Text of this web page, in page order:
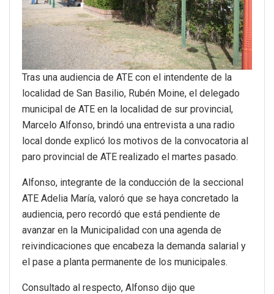
Tras una audiencia de ATE con el intendente de la
localidad de San Basilio, Rubén Moine, el delegado
municipal de ATE en la localidad de sur provincial,
Marcelo Alfonso, brindó una entrevista a una radio
local donde explicó los motivos de la convocatoria al
paro provincial de ATE realizado el martes pasado.
Alfonso, integrante de la conducción de la seccional
ATE Adelia María, valoró que se haya concretado la
audiencia, pero recordó que está pendiente de
avanzar en la Municipalidad con una agenda de
reivindicaciones que encabeza la demanda salarial y
el pase a planta permanente de los municipales.
Consultado al respecto, Alfonso dijo que